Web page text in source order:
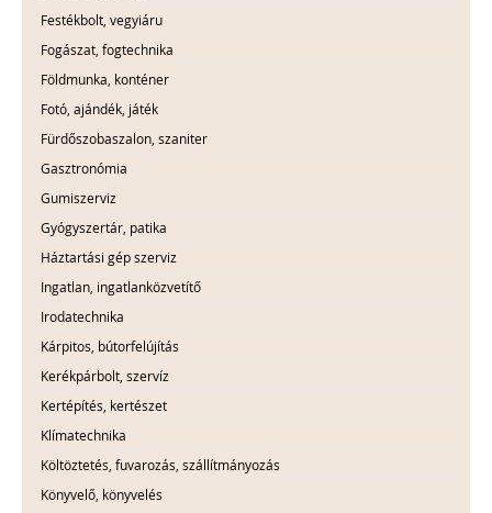
Festékbolt, vegyiáru
Fogászat, fogtechnika
Földmunka, konténer
Fotó, ajándék, játék
Fürdőszobaszalon, szaniter
Gasztronómia
Gumiszerviz
Gyógyszertár, patika
Háztartási gép szerviz
Ingatlan, ingatlanközvetítő
Irodatechnika
Kárpitos, bútorfelújítás
Kerékpárbolt, szervíz
Kertépítés, kertészet
Klímatechnika
Költöztetés, fuvarozás, szállítmányozás
Könyvelő, könyvelés